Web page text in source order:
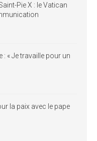
Pie X : le Vatican
: « Je travaille pour un
la paix avec le pape